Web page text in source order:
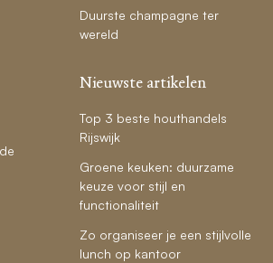
Duurste champagne ter
wereld
Nieuwste artikelen
Top 3 beste houthandels
Rijswijk
Groene keuken: duurzame
keuze voor stijl en
functionaliteit
Zo organiseer je een stijlvolle
lunch op kantoor